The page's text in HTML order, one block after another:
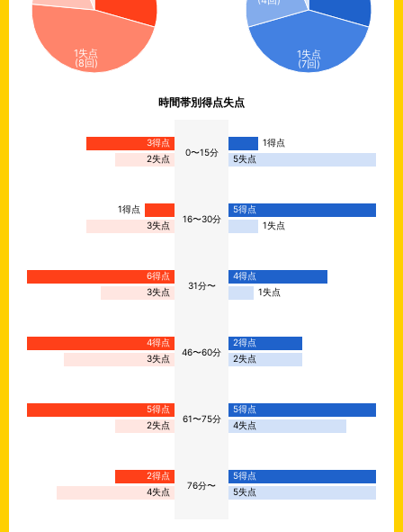
1失点
(8回)
1失点
(7回)
時間帯別得点失点
3得点
2失点
0〜15分
1得点
5失点
1得点
3失点
16〜30分
5得点
1失点
6得点
3失点
31分〜
4得点
1失点
4得点
3失点
46〜60分
2得点
2失点
5得点
2失点
61〜75分
5得点
4失点
2得点
4失点
76分〜
5得点
5失点